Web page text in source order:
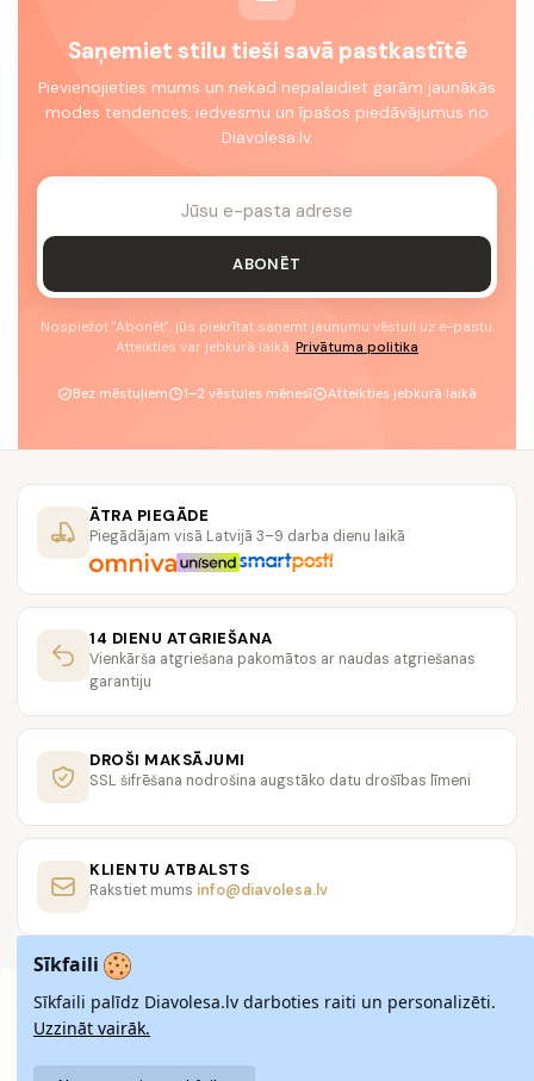
Saņemiet stilu tieši savā pastkastītē
Pievienojieties mums un nekad nepalaidiet garām jaunākās
modes tendences, iedvesmu un īpašos piedāvājumus no
Diavolesa.lv.
ABONĒT
Nospiežot "Abonēt", jūs piekrītat saņemt jaunumu vēstuli uz e-pastu.
Atteikties var jebkurā laikā. Privātuma politika
Bez mēstuļiem 1–2 vēstules mēnesī Atteikties jebkurā laikā
ĀTRA PIEGĀDE
Piegādājam visā Latvijā 3–9 darba dienu laikā
14 DIENU ATGRIEŠANA
Vienkārša atgriešana pakomātos ar naudas atgriešanas
garantiju
DROŠI MAKSĀJUMI
SSL šifrēšana nodrošina augstāko datu drošības līmeni
KLIENTU ATBALSTS
Rakstiet mums info@diavolesa.lv
Sīkfaili
Sīkfaili palīdz Diavolesa.lv darboties raiti un personalizēti.
Uzzināt vairāk.